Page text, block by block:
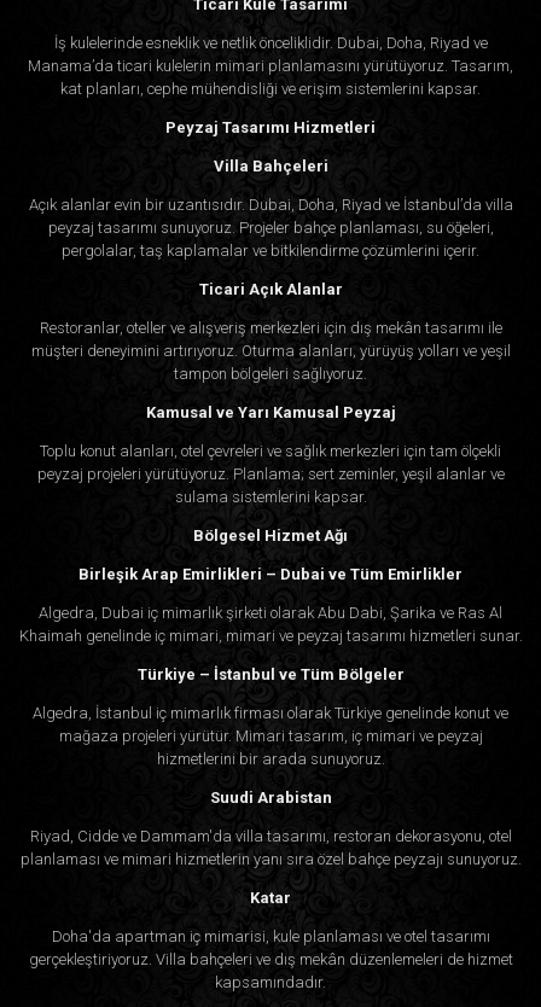
Ticari Kule Tasarımı
İş kulelerinde esneklik ve netlik önceliklidir. Dubai, Doha, Riyad ve
Manama’da ticari kulelerin mimari planlamasını yürütüyoruz. Tasarım,
kat planları, cephe mühendisliği ve erişim sistemlerini kapsar.
Peyzaj Tasarımı Hizmetleri
Villa Bahçeleri
Açık alanlar evin bir uzantısıdır. Dubai, Doha, Riyad ve İstanbul’da villa
peyzaj tasarımı sunuyoruz. Projeler bahçe planlaması, su öğeleri,
pergolalar, taş kaplamalar ve bitkilendirme çözümlerini içerir.
Ticari Açık Alanlar
Restoranlar, oteller ve alışveriş merkezleri için dış mekân tasarımı ile
müşteri deneyimini artırıyoruz. Oturma alanları, yürüyüş yolları ve yeşil
tampon bölgeleri sağlıyoruz.
Kamusal ve Yarı Kamusal Peyzaj
Toplu konut alanları, otel çevreleri ve sağlık merkezleri için tam ölçekli
peyzaj projeleri yürütüyoruz. Planlama; sert zeminler, yeşil alanlar ve
sulama sistemlerini kapsar.
Bölgesel Hizmet Ağı
Birleşik Arap Emirlikleri – Dubai ve Tüm Emirlikler
Algedra, Dubai iç mimarlık şirketi olarak Abu Dabi, Şarika ve Ras Al
Khaimah genelinde iç mimari, mimari ve peyzaj tasarımı hizmetleri sunar.
Türkiye – İstanbul ve Tüm Bölgeler
Algedra, İstanbul iç mimarlık firması olarak Türkiye genelinde konut ve
mağaza projeleri yürütür. Mimari tasarım, iç mimari ve peyzaj
hizmetlerini bir arada sunuyoruz.
Suudi Arabistan
Riyad, Cidde ve Dammam'da villa tasarımı, restoran dekorasyonu, otel
planlaması ve mimari hizmetlerin yanı sıra özel bahçe peyzajı sunuyoruz.
Katar
Doha'da apartman iç mimarisi, kule planlaması ve otel tasarımı
gerçekleştiriyoruz. Villa bahçeleri ve dış mekân düzenlemeleri de hizmet
kapsamındadır.